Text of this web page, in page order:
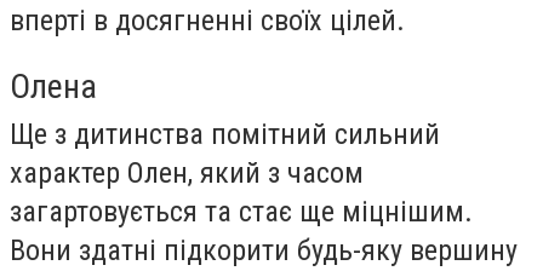
вперті в досягненні своїх цілей.
Олена
Ще з дитинства помітний сильний
характер Олен, який з часом
загартовується та стає ще міцнішим.
Вони здатні підкорити будь-яку вершину